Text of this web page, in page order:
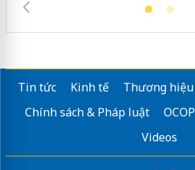
Tin tức Kinh tế Thương hiệu
Chính sách & Pháp luật
OCOP
Videos